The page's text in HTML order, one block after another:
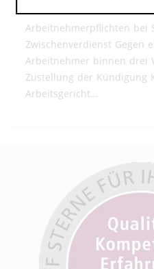
Arbeitnehmerpflichten bei
Zwischenverdienst Gegen
Arbeitnehmer binnen drei
Zustellung der Kündigung
Arbeitsgericht…